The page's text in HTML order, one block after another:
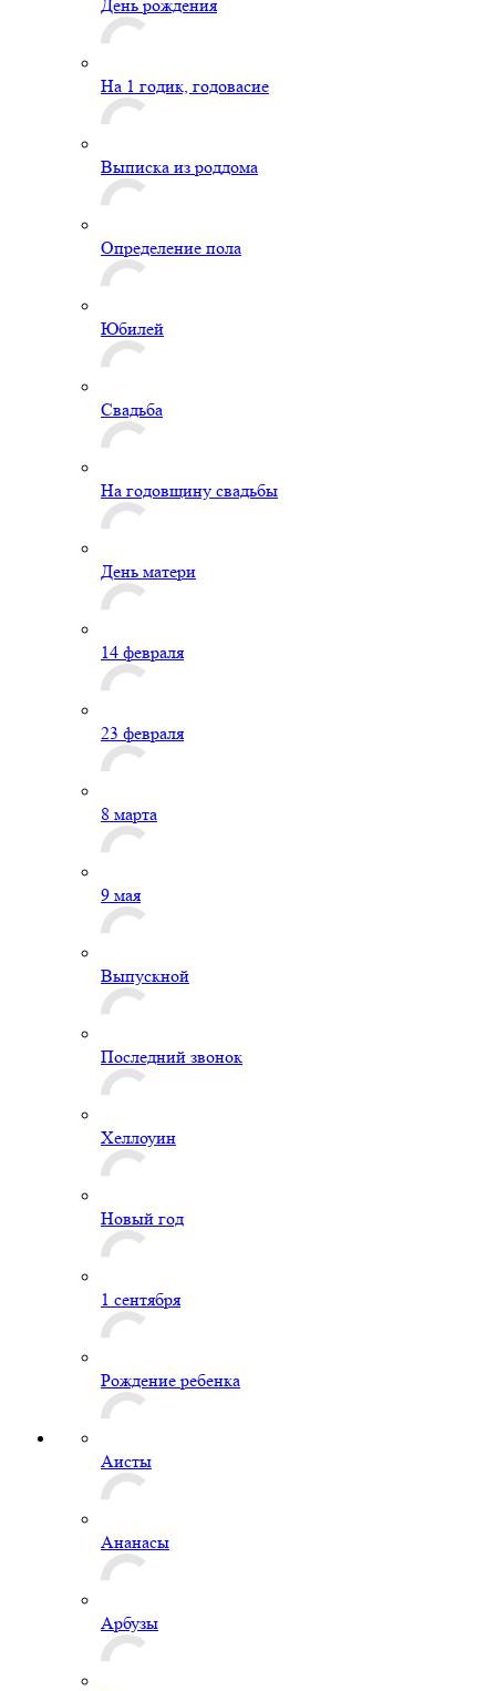
День рождения
На 1 годик, годовасие
Выписка из роддома
Определение пола
Юбилей
Свадьба
На годовщину свадьбы
День матери
14 февраля
23 февраля
8 марта
9 мая
Выпускной
Последний звонок
Хеллоуин
Новый год
1 сентября
Рождение ребенка
Аисты
Ананасы
Арбузы